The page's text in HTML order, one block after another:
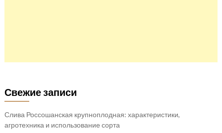
Свежие записи
Слива Россошанская крупноплодная: характеристики,
агротехника и использование сорта